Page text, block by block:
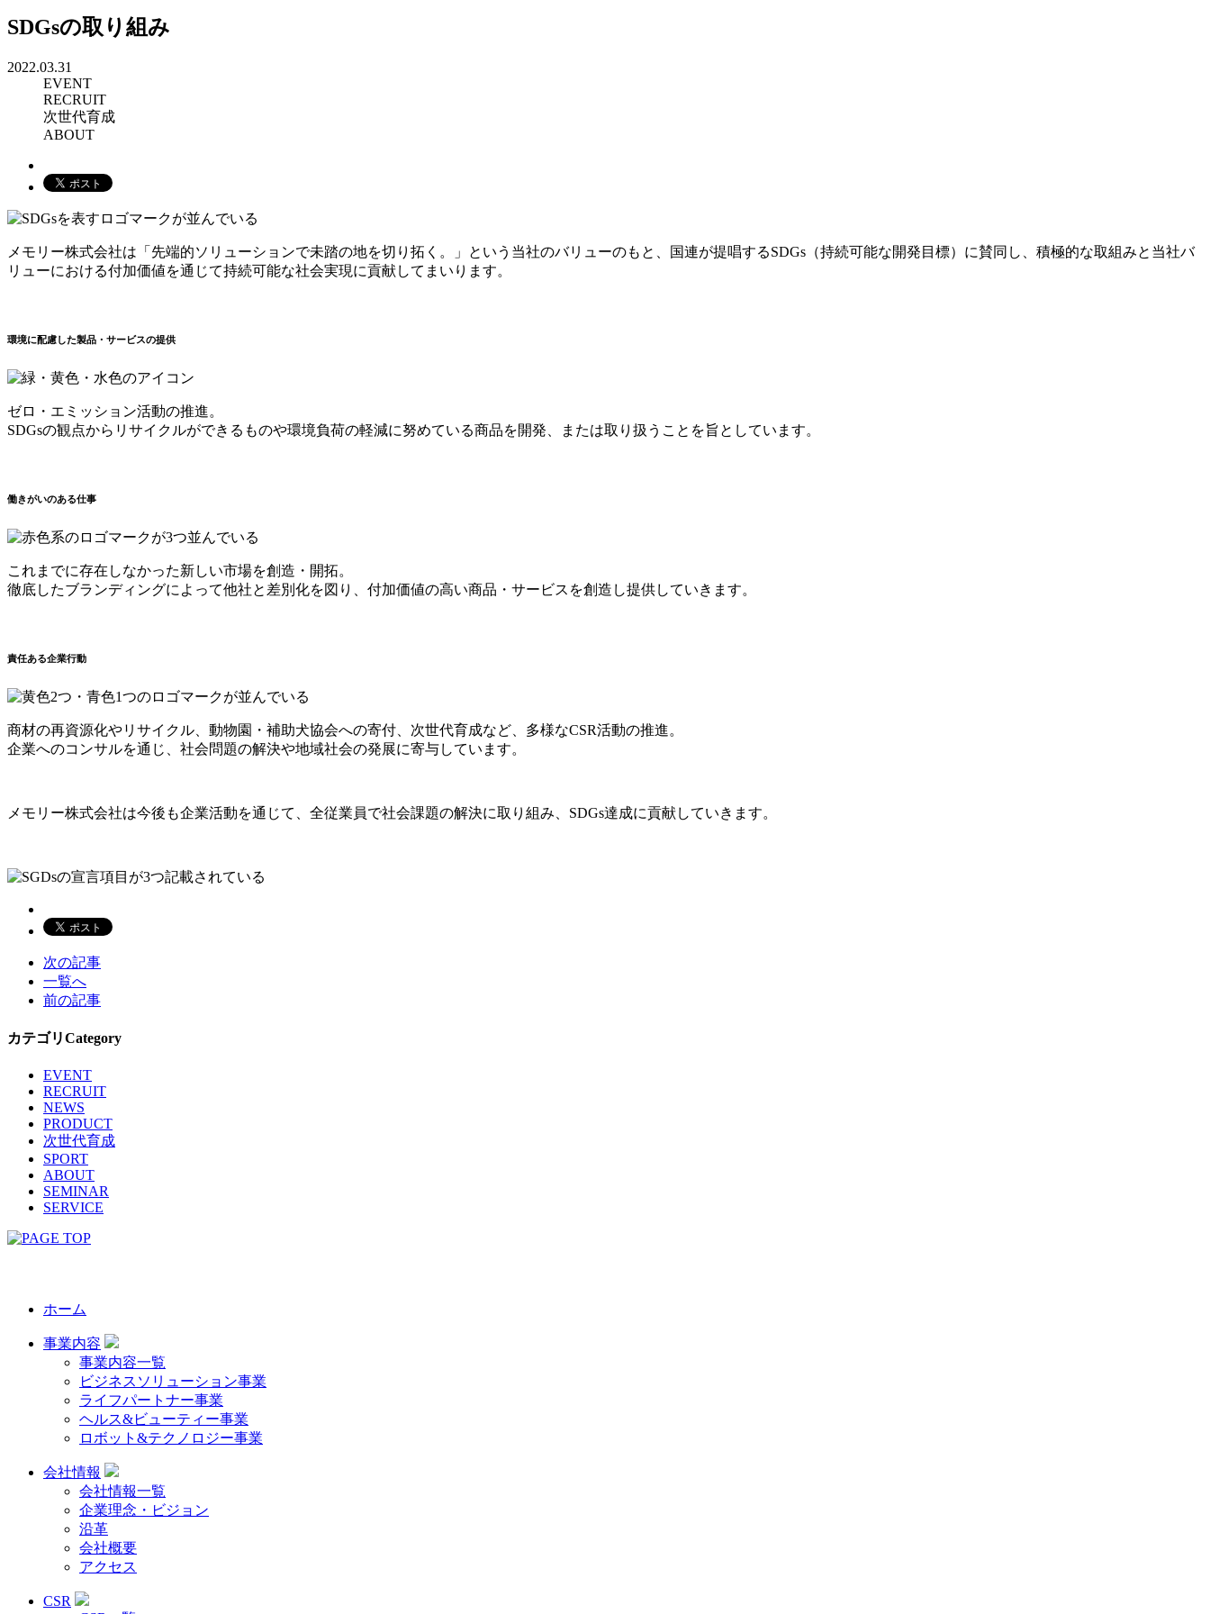
SDGsの取り組み
2022.03.31
EVENT
RECRUIT
次世代育成
ABOUT
メモリー株式会社は「先端的ソリューションで未踏の地を切り拓く。」という当社のバリューのもと、国連が提唱するSDGs（持続可能な開発目標）に賛同し、積極的な取組みと当社バ
リューにおける付加価値を通じて持続可能な社会実現に貢献してまいります。
環境に配慮した製品・サービスの提供
ゼロ・エミッション活動の推進。
SDGsの観点からリサイクルができるものや環境負荷の軽減に努めている商品を開発、または取り扱うことを旨としています。
働きがいのある仕事
これまでに存在しなかった新しい市場を創造・開拓。
徹底したブランディングによって他社と差別化を図り、付加価値の高い商品・サービスを創造し提供していきます。
責任ある企業行動
商材の再資源化やリサイクル、動物園・補助犬協会への寄付、次世代育成など、多様なCSR活動の推進。
企業へのコンサルを通じ、社会問題の解決や地域社会の発展に寄与しています。
メモリー株式会社は今後も企業活動を通じて、全従業員で社会課題の解決に取り組み、SDGs達成に貢献していきます。
次の記事
一覧へ
前の記事
カテゴリCategory
EVENT
RECRUIT
NEWS
PRODUCT
次世代育成
SPORT
ABOUT
SEMINAR
SERVICE
ホーム
事業内容
事業内容一覧
ビジネスソリューション事業
ライフパートナー事業
ヘルス&ビューティー事業
ロボット&テクノロジー事業
会社情報
会社情報一覧
企業理念・ビジョン
沿革
会社概要
アクセス
CSR